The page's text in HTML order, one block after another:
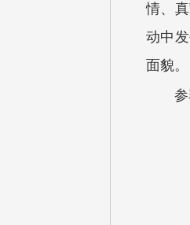
情、
动中
面貌。